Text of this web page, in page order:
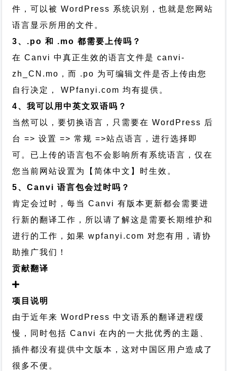
件，可以被 WordPress 系统识别，也就是您网站
语言显示所用的文件。
3、.po 和 .mo 都需要上传吗？
在 Canvi 中真正生效的语言文件是 canvi-
zh_CN.mo，而 .po 为可编辑文件是否上传由您
自行决定， WPfanyi.com 均有提供。
4、我可以用中英文双语吗？
当然可以，要切换语言，只需要在 WordPress 后
台 => 设置 => 常规 =>站点语言，进行选择即
可。已上传的语言包不会影响所有系统语言，仅在
您当前网站设置为【简体中文】时生效。
5、Canvi 语言包会过时吗？
肯定会过时，每当 Canvi 有版本更新都会需要进
行新的翻译工作，所以请了解这是需要长期维护和
进行的工作，如果 wpfanyi.com 对您有用，请协
助推广我们！
贡献翻译
项目说明
由于近年来 WordPress 中文语系的翻译进程缓
慢，同时包括 Canvi 在内的一大批优秀的主题、
插件都没有提供中文版本，这对中国区用户造成了
很多不便。